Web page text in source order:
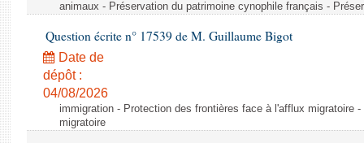
animaux - Préservation du patrimoine cynophile français -
Question écrite n° 17539 de M. Guillaume Bigot
Date de
dépôt :
04/08/2026
immigration - Protection des frontières face à l'afflux migratoire
migratoire